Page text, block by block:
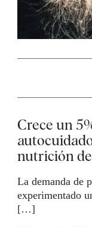
Crece un
nutrición
La demanda de
experimentado
[…]